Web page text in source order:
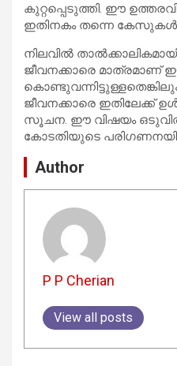
കുറ്റപ്പെടുത്തി. ഈ
ഇതിനകം തന്നെ കേസുകൾ
നിലവിൽ
ജീവനക്കാരെ മാത്രമാണ്
ജീവനക്കാരെ ഇതിലേക്ക്
സൂചന. ഈ വിഷയം
കോടതിയുടെ
Author
P P Cherian
View all posts